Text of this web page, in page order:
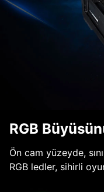
RGB
Ön cam yüzeyde,
RGB ledler, sihirli